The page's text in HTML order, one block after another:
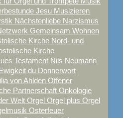
Jesu Musizieren
Nächstenliebe Narzismus
Gemeinsam Wohnen
Kirche Nord- und
Kirche
Testament Nils Neumann
du Donnerwort
von Ahlden Offener
Partnerschaft Onkologie
Welt Orgel Orgel plus Orgel
Osterfeuer